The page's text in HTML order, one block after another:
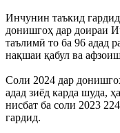
Инчунин таъкид
донишгоҳ дар доираи
таълимӣ то ба 96 адад
нақшаи қабул ва
Соли 2024 дар
адад зиёд карда шуда,
нисбат ба соли 2023
гардид.